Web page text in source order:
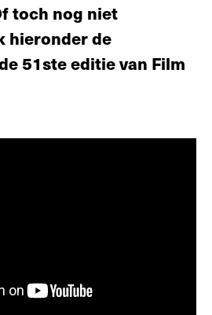
toch nog niet
hieronder de
51ste editie van Film